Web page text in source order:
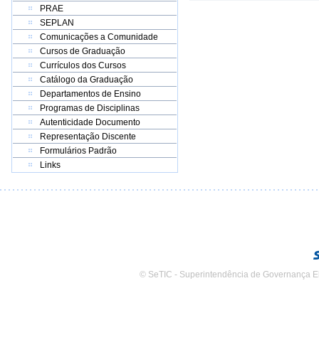
PRAE
SEPLAN
Comunicações a Comunidade
Cursos de Graduação
Currículos dos Cursos
Catálogo da Graduação
Departamentos de Ensino
Programas de Disciplinas
Autenticidade Documento
Representação Discente
Formulários Padrão
Links
© SeTIC - Superintendência de Governança